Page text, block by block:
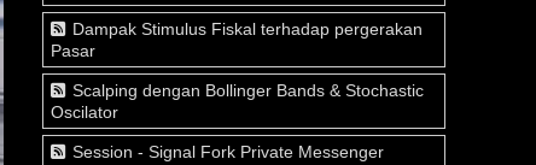
Dampak Stimulus Fiskal terhadap pergerakan
Pasar
Scalping dengan Bollinger Bands & Stochastic
Oscilator
Session - Signal Fork Private Messenger